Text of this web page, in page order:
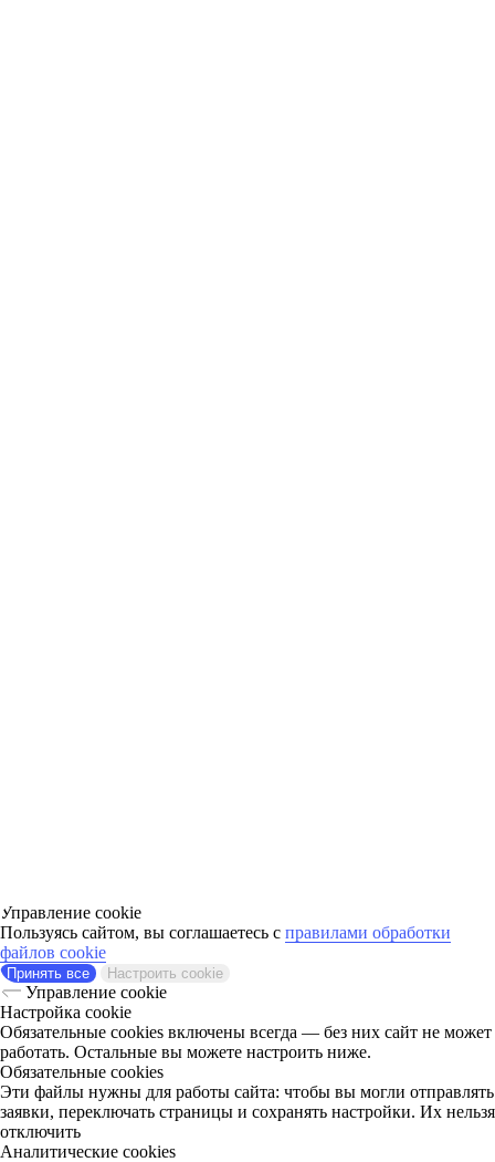
Управление cookie
Пользуясь сайтом, вы соглашаетесь с правилами обработки
файлов cookie
Принять все Настроить cookie
Управление cookie
Настройка cookie
Обязательные cookies включены всегда — без них сайт не может
работать. Остальные вы можете настроить ниже.
Обязательные cookies
Эти файлы нужны для работы сайта: чтобы вы могли отправлять
заявки, переключать страницы и сохранять настройки. Их нельзя
отключить
Аналитические cookies